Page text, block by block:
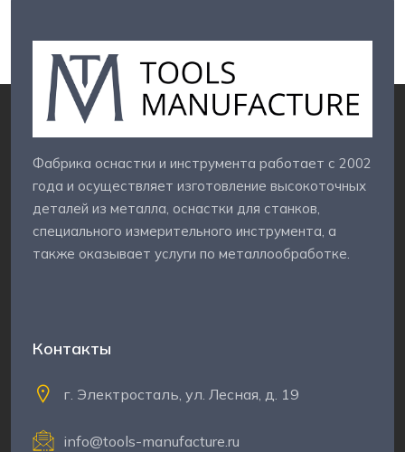
Фабрика оснастки и инструмента работает с 2002
года и осуществляет изготовление высокоточных
деталей из металла, оснастки для станков,
специального измерительного инструмента, а
также оказывает услуги по металлообработке.
Контакты
г. Электросталь, ул. Лесная, д. 19
info@tools-manufacture.ru